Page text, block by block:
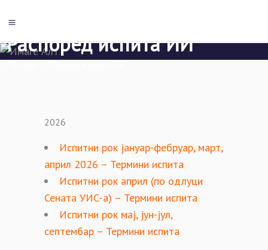
Распоред испита ИИ
2026
Испитни рок јануар-фебруар, март,
април 2026 – Термини испита
Испитни рок април (по одлуци
Сената УИС-а) – Термини испита
Испитни рок мај, јун-јул,
септембар – Термини испита